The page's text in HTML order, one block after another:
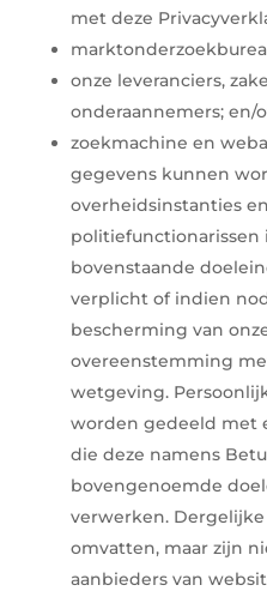
met deze
onze leveranciers,
onderaannemers; en/
zoekmachine en
gegevens kunnen
overheidsinstanties
politiefunctionarissen
bovenstaande
verplicht of indien
bescherming van
overeenstemming
wetgeving.
worden gedeeld met
die deze namens
bovengenoemde
verwerken.
omvatten, maar zijn
aanbieders van